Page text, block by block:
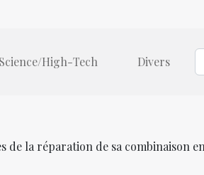
Science/High-Tech Divers
de la réparation de sa combinaison